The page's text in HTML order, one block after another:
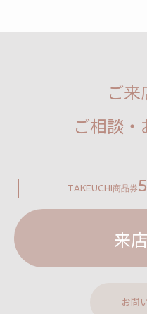
ご来
ご相談
TAKEUCHI商品券
来
お問